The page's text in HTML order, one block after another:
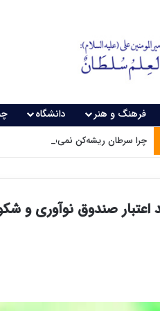
فرهنگ و هنر دانشگاه
چرا سرطان ریشه‌کن نمی‌شود؟